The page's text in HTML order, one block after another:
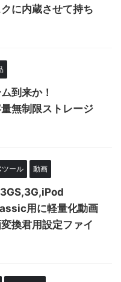
に内蔵させて持ち
到来か！
無制限ストレージ
ツール 動画
用に軽量化動画
換君用設定ファイ